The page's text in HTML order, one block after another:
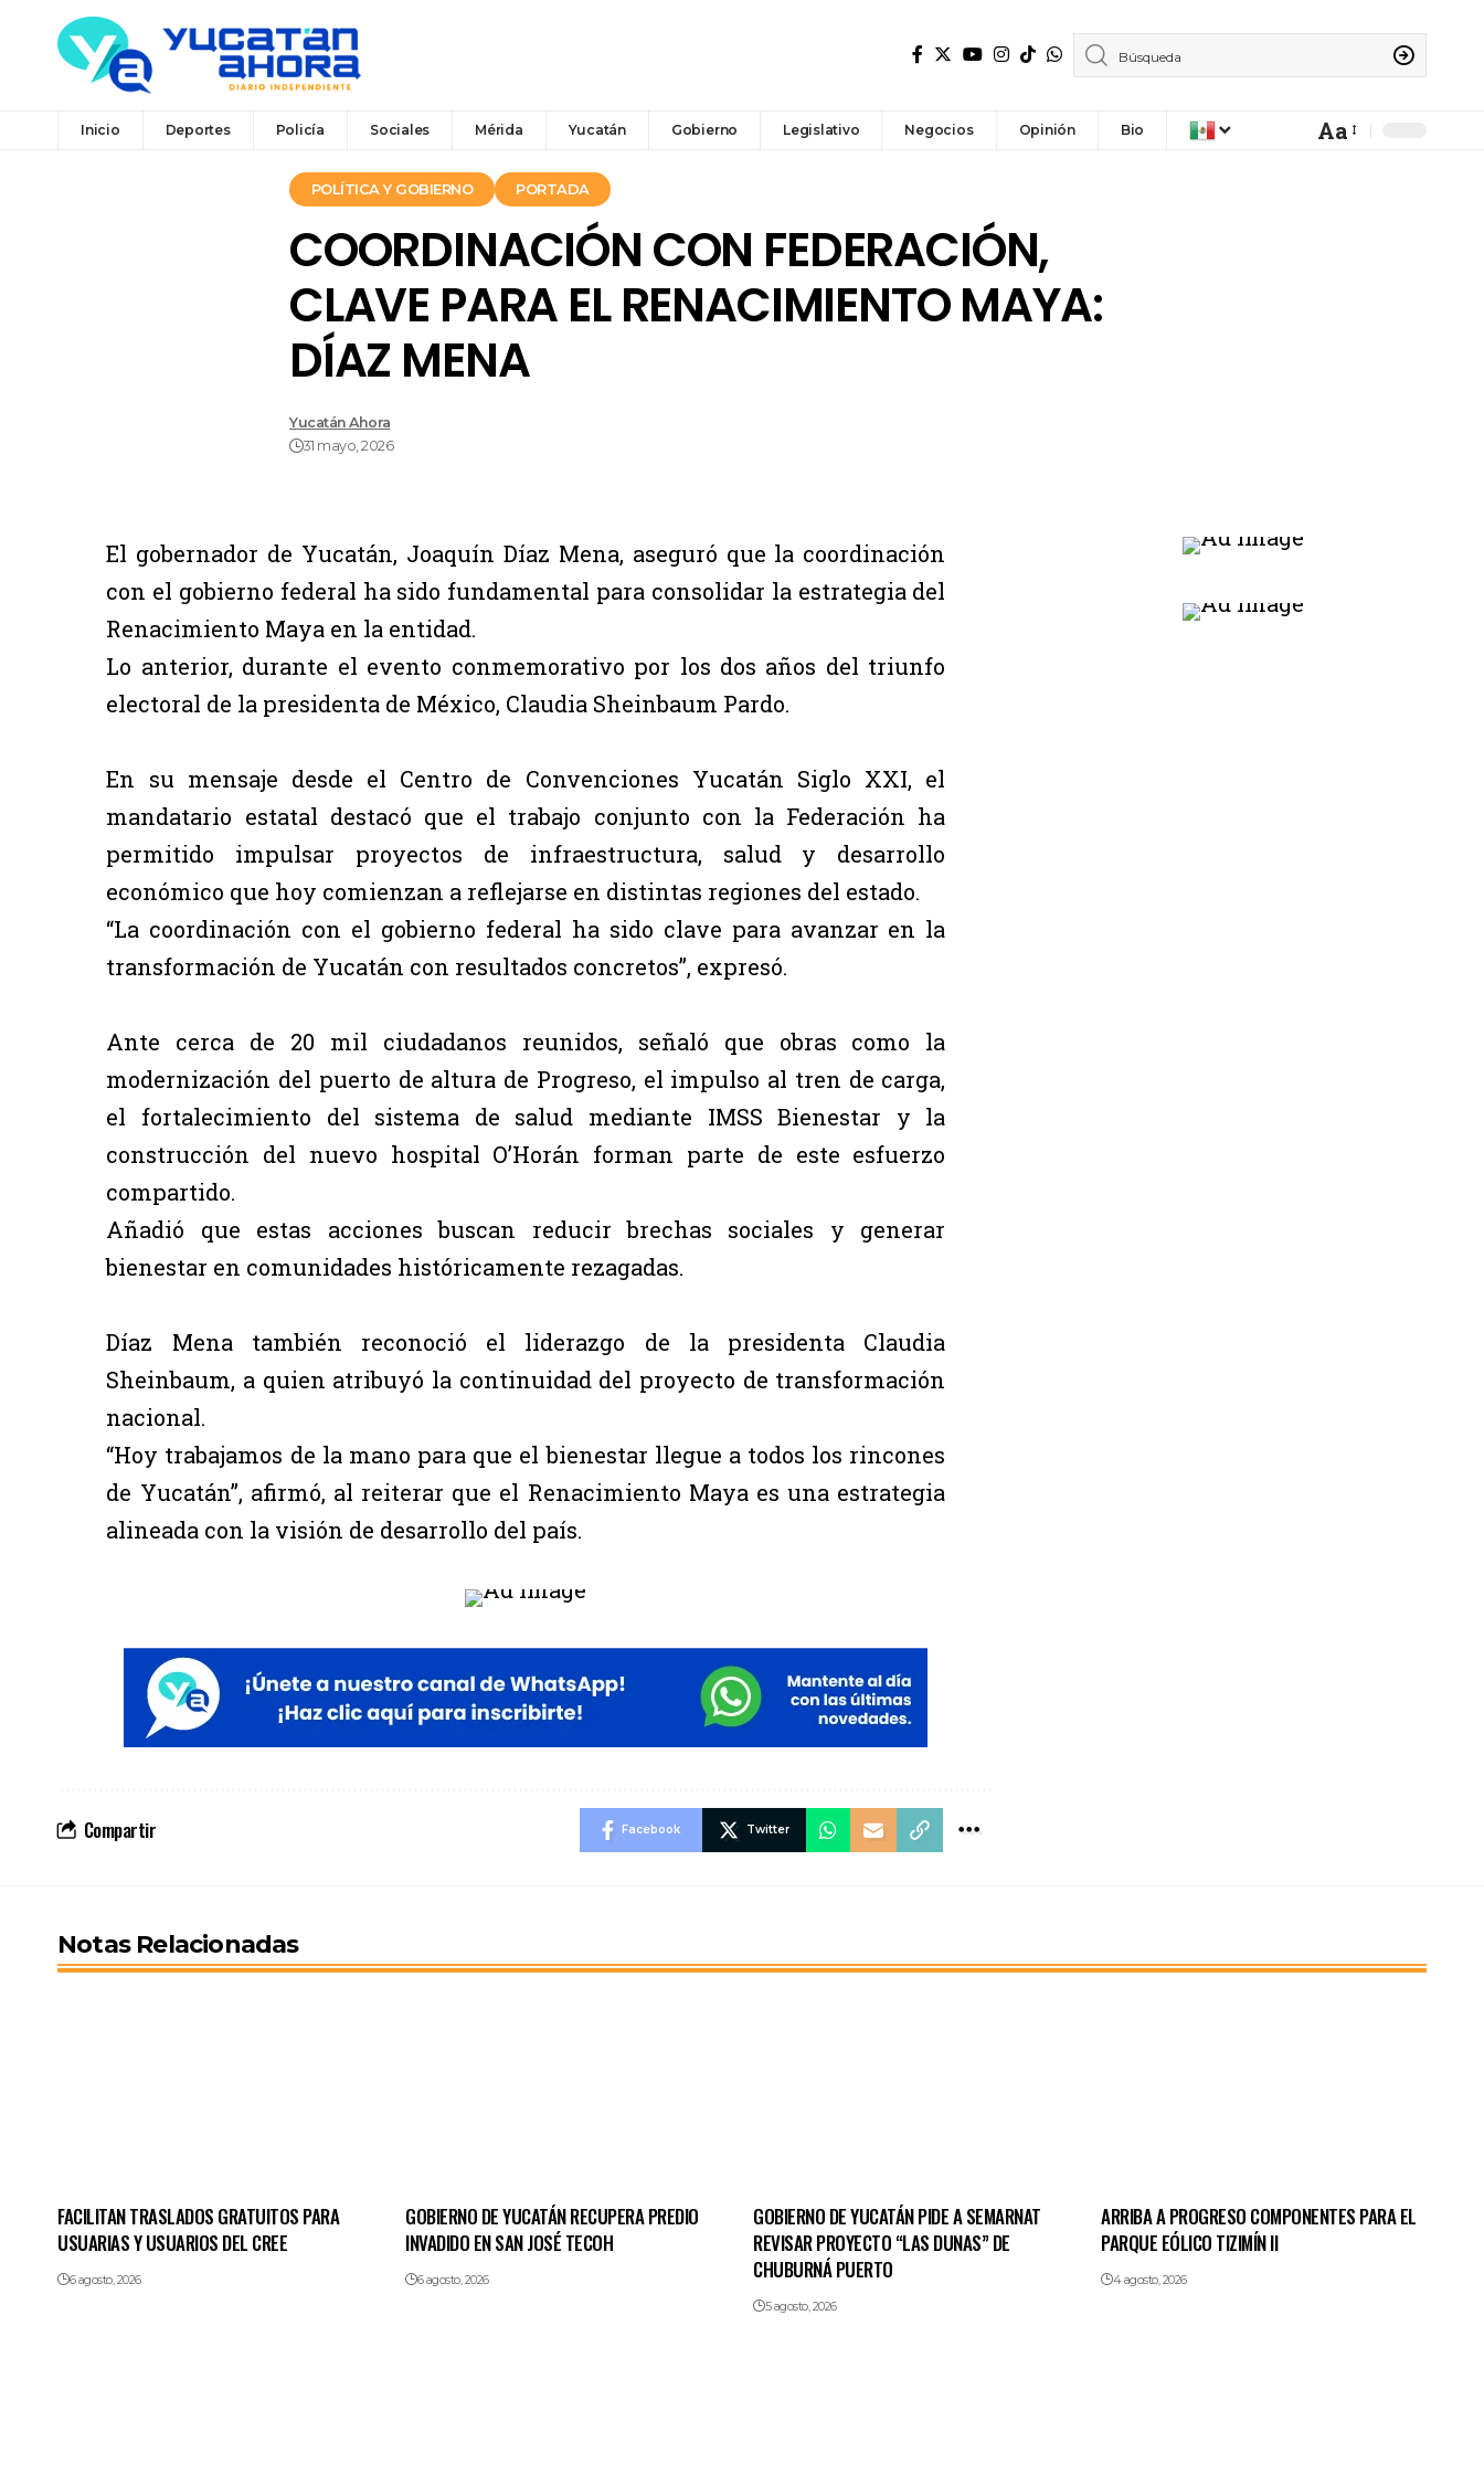
Inicio Deportes Policía Sociales Mérida Yucatán Gobierno Legislativo Negocios Opinión Bio Aa
POLÍTICA Y GOBIERNO PORTADA
COORDINACIÓN CON FEDERACIÓN,
CLAVE PARA EL RENACIMIENTO MAYA:
DÍAZ MENA
Yucatán Ahora
31 mayo, 2026
El gobernador de Yucatán, Joaquín Díaz Mena, aseguró que la coordinación
con el gobierno federal ha sido fundamental para consolidar la estrategia del
Renacimiento Maya en la entidad.
Lo anterior, durante el evento conmemorativo por los dos años del triunfo
electoral de la presidenta de México, Claudia Sheinbaum Pardo.
En su mensaje desde el Centro de Convenciones Yucatán Siglo XXI, el
mandatario estatal destacó que el trabajo conjunto con la Federación ha
permitido impulsar proyectos de infraestructura, salud y desarrollo
económico que hoy comienzan a reflejarse en distintas regiones del estado.
“La coordinación con el gobierno federal ha sido clave para avanzar en la
transformación de Yucatán con resultados concretos”, expresó.
Ante cerca de 20 mil ciudadanos reunidos, señaló que obras como la
modernización del puerto de altura de Progreso, el impulso al tren de carga,
el fortalecimiento del sistema de salud mediante IMSS Bienestar y la
construcción del nuevo hospital O’Horán forman parte de este esfuerzo
compartido.
Añadió que estas acciones buscan reducir brechas sociales y generar
bienestar en comunidades históricamente rezagadas.
Díaz Mena también reconoció el liderazgo de la presidenta Claudia
Sheinbaum, a quien atribuyó la continuidad del proyecto de transformación
nacional.
“Hoy trabajamos de la mano para que el bienestar llegue a todos los rincones
de Yucatán”, afirmó, al reiterar que el Renacimiento Maya es una estrategia
alineada con la visión de desarrollo del país.
Compartir Facebook Twitter
Notas Relacionadas
FACILITAN TRASLADOS GRATUITOS PARA
USUARIAS Y USUARIOS DEL CREE
6 agosto, 2026
GOBIERNO DE YUCATÁN RECUPERA PREDIO
INVADIDO EN SAN JOSÉ TECOH
6 agosto, 2026
GOBIERNO DE YUCATÁN PIDE A SEMARNAT
REVISAR PROYECTO “LAS DUNAS” DE
CHUBURNÁ PUERTO
5 agosto, 2026
ARRIBA A PROGRESO COMPONENTES PARA EL
PARQUE EÓLICO TIZIMÍN II
4 agosto, 2026